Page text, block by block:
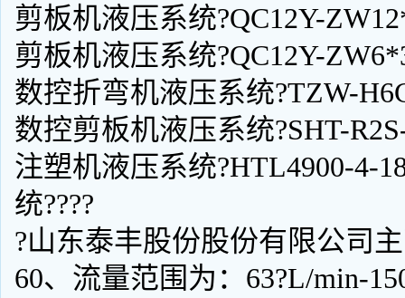
剪板机液压系统?QC12Y-
剪板机液压系统?QC12Y-
数控折弯机液压系统?TZW-
数控剪板机液压系统?SHT-
注塑机液压系统?HTL4900-4-
统????
?山东泰丰股份股份有限公司
60、流量范围为：63?L/min-